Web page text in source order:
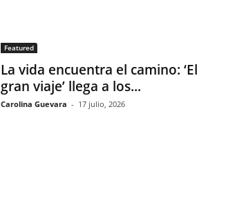
Featured
La vida encuentra el camino: ‘El
gran viaje’ llega a los...
Carolina Guevara - 17 julio, 2026